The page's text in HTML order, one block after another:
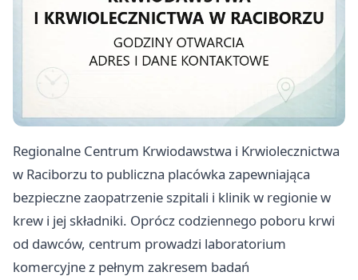
Regionalne Centrum Krwiodawstwa i Krwiolecznictwa
w Raciborzu to publiczna placówka zapewniająca
bezpieczne zaopatrzenie szpitali i klinik w regionie w
krew i jej składniki. Oprócz codziennego poboru krwi
od dawców, centrum prowadzi laboratorium
komercyjne z pełnym zakresem badań